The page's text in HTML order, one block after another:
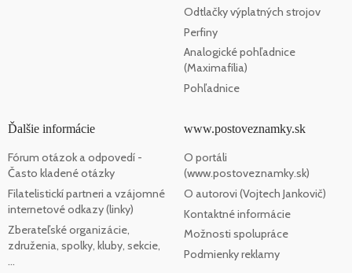
Odtlačky výplatných strojov
Perfiny
Analogické pohľadnice
(Maximafília)
Pohľadnice
Ďalšie informácie
Fórum otázok a odpovedí -
Často kladené otázky
Filatelistickí partneri a vzájomné
internetové odkazy (linky)
Zberateľské organizácie,
združenia, spolky, kluby, sekcie,
...
www.postoveznamky.sk
O portáli
(www.postoveznamky.sk)
O autorovi (Vojtech Jankovič)
Kontaktné informácie
Možnosti spolupráce
Podmienky reklamy